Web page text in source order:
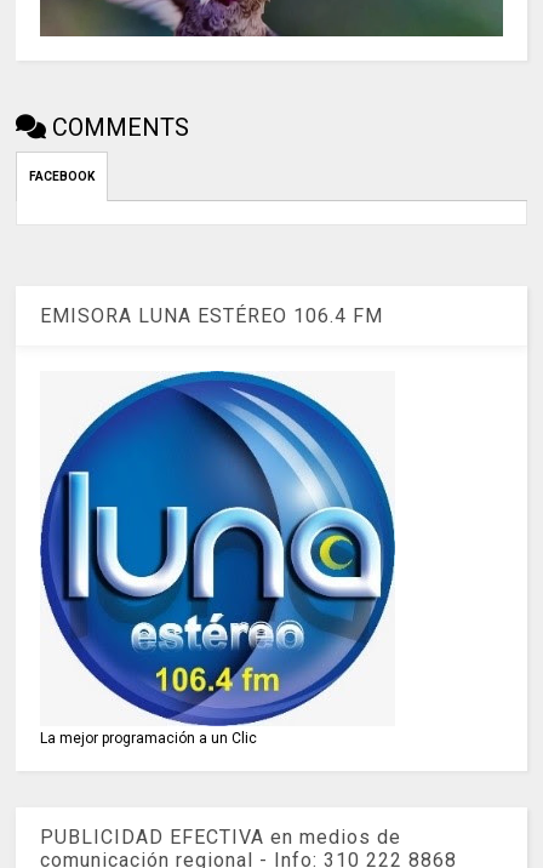
COMMENTS
FACEBOOK
EMISORA LUNA ESTÉREO 106.4 FM
La mejor programación a un Clic
PUBLICIDAD EFECTIVA en medios de
comunicación regional - Info: 310 222 8868